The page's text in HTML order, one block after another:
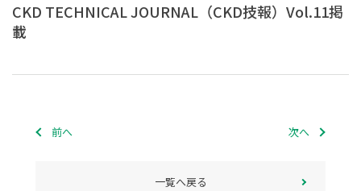
CKD TECHNICAL JOURNAL（CKD技報）Vol.11掲
載
前へ 次へ
一覧へ戻る